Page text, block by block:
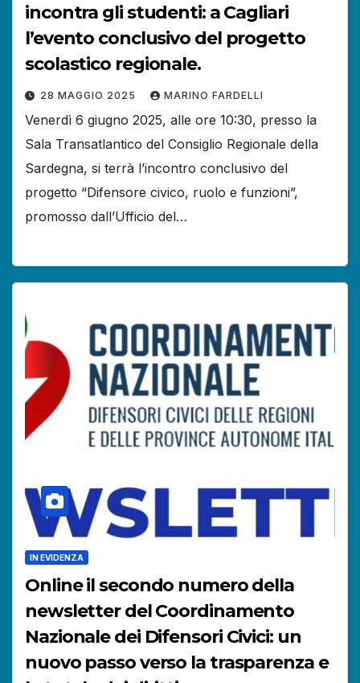
incontra gli studenti: a Cagliari
l’evento conclusivo del progetto
scolastico regionale.
28 MAGGIO 2025 MARINO FARDELLI
Venerdì 6 giugno 2025, alle ore 10:30, presso la
Sala Transatlantico del Consiglio Regionale della
Sardegna, si terrà l’incontro conclusivo del
progetto “Difensore civico, ruolo e funzioni”,
promosso dall’Ufficio del…
IN EVIDENZA
Online il secondo numero della
newsletter del Coordinamento
Nazionale dei Difensori Civici: un
nuovo passo verso la trasparenza e